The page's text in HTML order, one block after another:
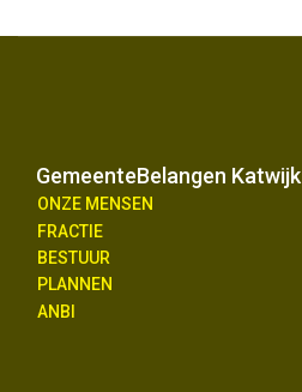
GemeenteBelangen Katwijk
ONZE MENSEN
FRACTIE
BESTUUR
PLANNEN
ANBI